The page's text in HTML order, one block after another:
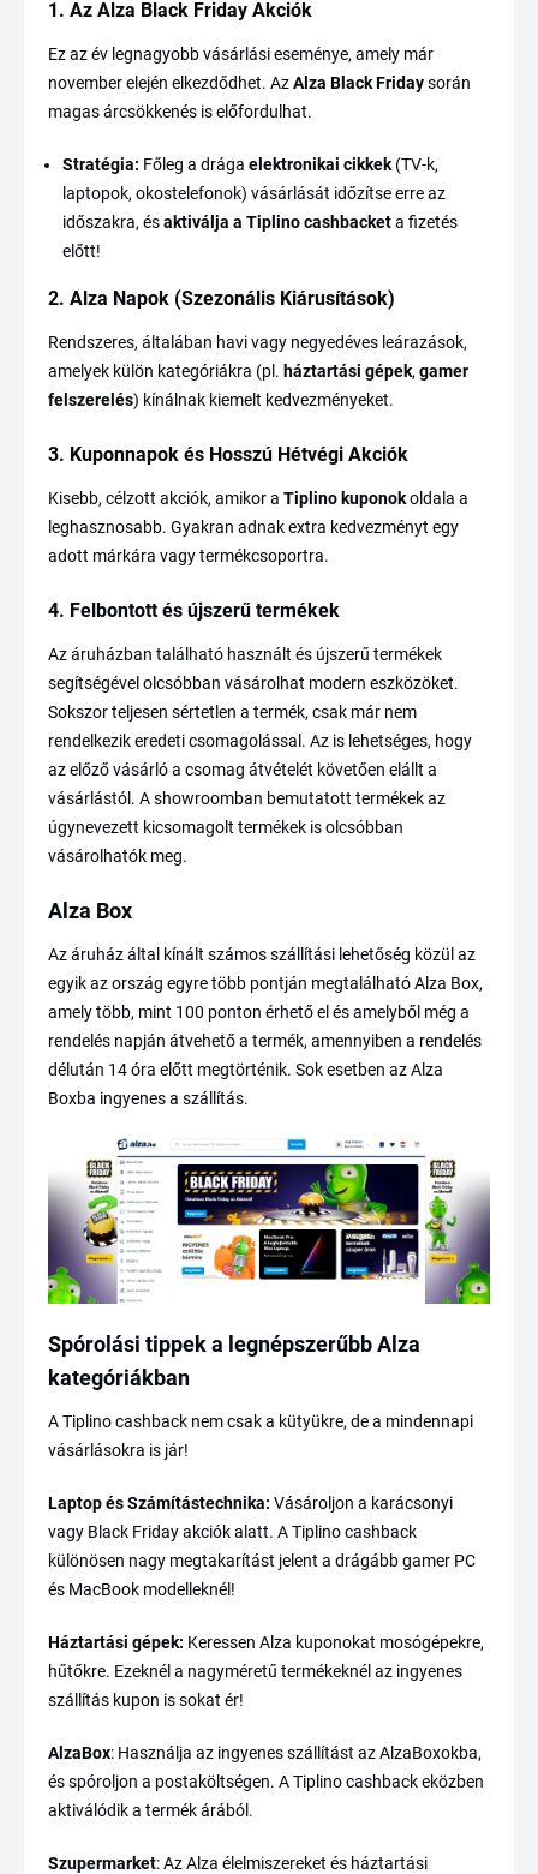
1. Az Alza Black Friday Akciók
Ez az év legnagyobb vásárlási eseménye, amely már
november elején elkezdődhet. AzAlza Black Fridaysorán
magas árcsökkenés is előfordulhat.
Stratégia: Főleg a drága elektronikai cikkek(TV-k,
laptopok, okostelefonok) vásárlását időzítse erre az
időszakra, ésaktiválja a Tiplino cashbacketa fizetés
előtt!
2. Alza Napok (Szezonális Kiárusítások)
Rendszeres, általában havi vagy negyedéves leárazások,
amelyek külön kategóriákra (pl. háztartási gépek,gamer
felszerelés) kínálnak kiemelt kedvezményeket.
3. Kuponnapok és Hosszú Hétvégi Akciók
Kisebb, célzott akciók, amikor a Tiplino kuponokoldala a
leghasznosabb. Gyakran adnak extra kedvezményt egy
adott márkára vagy termékcsoportra.
4. Felbontott és újszerű termékek
Az áruházban található használt és újszerű termékek
segítségével olcsóbban vásárolhat modern eszközöket.
Sokszor teljesen sértetlen a termék, csak már nem
rendelkezik eredeti csomagolással. Az is lehetséges, hogy
az előző vásárló a csomag átvételét követően elállt a
vásárlástól. A showroomban bemutatott termékek az
úgynevezett kicsomagolt termékek is olcsóbban
vásárolhatók meg.
Alza Box
Az áruház által kínált számos szállítási lehetőség közül az
egyik az ország egyre több pontján megtalálható Alza Box,
amely több, mint 100 ponton érhető el és amelyből még a
rendelés napján átvehető a termék, amennyiben a rendelés
délután 14 óra előtt megtörténik. Sok esetben az Alza
Boxba ingyenes a szállítás.
Spórolási tippek a legnépszerűbb Alza
kategóriákban
A Tiplino cashback nem csak a kütyükre, de a mindennapi
vásárlásokra is jár!
Laptop és Számítástechnika: Vásároljon a karácsonyi
vagy Black Friday akciók alatt. A Tiplino cashback
különösen nagy megtakarítást jelent a drágább gamer PC
és MacBook modelleknél!
Háztartási gépek: Keressen Alza kuponokat mosógépekre,
hűtőkre. Ezeknél a nagyméretű termékeknél az ingyenes
szállítás kupon is sokat ér!
AlzaBox: Használja az ingyenes szállítást az AlzaBoxokba,
és spóroljon a postaköltségen. A Tiplino cashback eközben
aktiválódik a termék árából.
Szupermarket: Az Alza élelmiszereket és háztartási